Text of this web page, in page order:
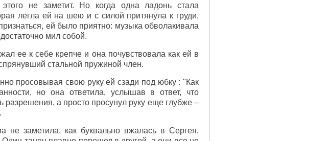
не заметит. Но когда одна ладонь стала
легла ей на шею и с силой притянула к груди,
ей было приятно: музыка обволакивала
мил собой.
ее к себе крепче и она почувствовала как ей в
стальной пружиной член.
просовывая свою руку ей сзади под юбку : "Как
но она ответила, услышав в ответ, что
разрешения, а просто просунул руку еще глубже –
не заметила, как буквально вжалась в Сергея,